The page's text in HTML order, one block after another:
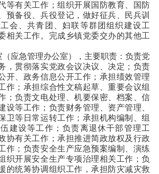
等有关工作；组织开展国防教育、国防
预备役、兵役登记，做好征兵、民兵训
会、共青团、妇联等群团组织建设工
相关工作。完成乡镇党委交办的其他工
（应急管理办公室），主要职责：负责党
，贯彻落实党政会议决议、决定；负责
开、政务信息公开工作；承担绩效管理
作；承担综合性文稿起草、重要会议组
；负责文电处理、机要保密、档案、信
设等工作；负责财务管理、资产管理、
卫等日常运转工作；承担机构编制、组
建设等工作；负责离退休干部管理工
协有关工作；承担推进简政放权及行政
作；负责安全生产应急预案编制、演练
织开展安全生产专项治理相关工作；负
的统筹协调组织工作，承担防灾减灾救